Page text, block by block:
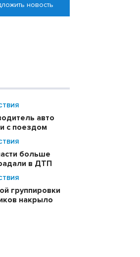
новость
авто
с поездом
больше
в ДТП
группировки
накрыло